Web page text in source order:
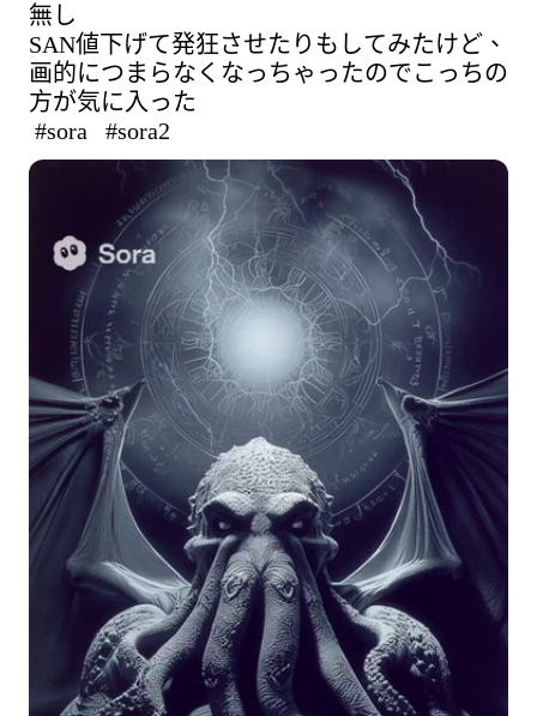
無し
SAN値下げて発狂させたりもしてみたけど、
画的につまらなくなっちゃったのでこっちの
#sora
#sora2